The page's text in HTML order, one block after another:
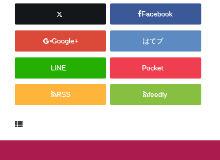
Facebook
Google+ はてブ
LINE Pocket
RSS feedly